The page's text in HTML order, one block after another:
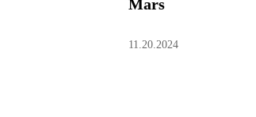
Mars
11.20.2024